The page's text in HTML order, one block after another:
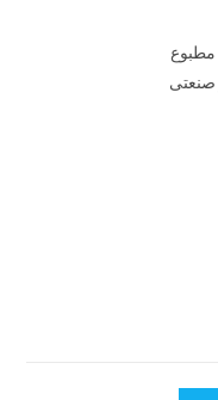
مطبوع
صنعتی